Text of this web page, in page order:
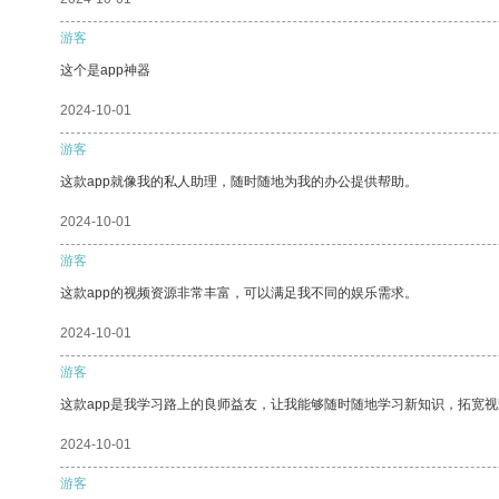
游客
这个是app神器
2024-10-01
游客
这款app就像我的私人助理，随时随地为我的办公提供帮助。
2024-10-01
游客
这款app的视频资源非常丰富，可以满足我不同的娱乐需求。
2024-10-01
游客
这款app是我学习路上的良师益友，让我能够随时随地学习新知识，拓宽
2024-10-01
游客